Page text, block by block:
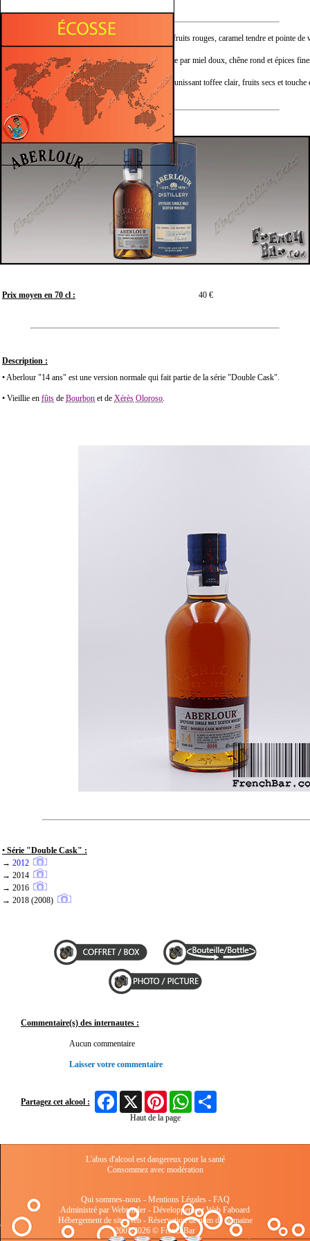
Parfum ample mêlant fruits rouges, caramel tendre et pointe de
Attaque soyeuse portée par miel doux, chêne rond et épices
Finale : Traîne harmonieuse réunissant toffee clair, fruits secs et touche
Prix moyen en 70 cl : 40 €
Description :
• Aberlour "14 ans" est une version normale qui fait partie de la série "Double Cask".
• Vieillie en fûts de Bourbon et de Xérès Oloroso.
• Série "Double Cask" :
→ 2012
→ 2014
→ 2016
→ 2018 (2008)
Commentaire(s) des internautes :
Aucun commentaire
Laisser votre commentaire
Partagez cet alcool :
FacebookX Pinterest WhatsApp
Haut de la page
L'abus d'alcool est dangereux pour la santé
Consommez avec modération
Qui sommes-nous- Mentions Légales- FAQ
Administré par Webtender - Développement Web Faboard
Hébergement de site Web- Réservation de nom de domaine
2001/2026 © FrenchBar